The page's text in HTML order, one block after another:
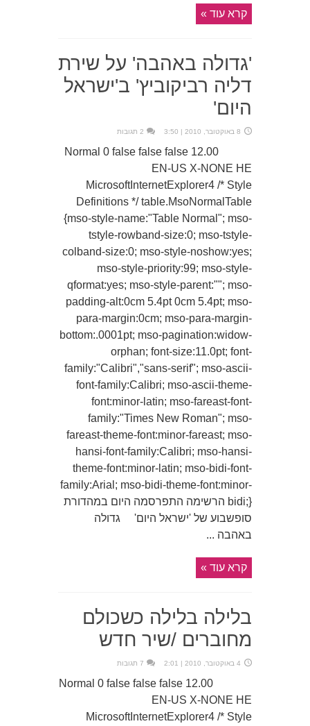
קרא עוד »
'גדולה באהבה' על שירת
דליה רביקוביץ' ב'ישראל
היום'
8 באוקטובר, 2010 | 3:50 2 תגובות
12.00 Normal 0 false false false
EN-US X-NONE HE
MicrosoftInternetExplorer4 /* Style
Definitions */ table.MsoNormalTable
{mso-style-name:"Table Normal"; mso-
tstyle-rowband-size:0; mso-tstyle-
colband-size:0; mso-style-noshow:yes;
mso-style-priority:99; mso-style-
qformat:yes; mso-style-parent:""; mso-
padding-alt:0cm 5.4pt 0cm 5.4pt; mso-
para-margin:0cm; mso-para-margin-
bottom:.0001pt; mso-pagination:widow-
orphan; font-size:11.0pt; font-
family:"Calibri","sans-serif"; mso-ascii-
font-family:Calibri; mso-ascii-theme-
font:minor-latin; mso-fareast-font-
family:"Times New Roman"; mso-
fareast-theme-font:minor-fareast; mso-
hansi-font-family:Calibri; mso-hansi-
theme-font:minor-latin; mso-bidi-font-
family:Arial; mso-bidi-theme-font:minor-
bidi;} הרשימה התפרסמה היום במהדורת
סופשבוע של 'ישראל היום' גדולה
באהבה ...
קרא עוד »
בלילה בלילה כשכולם
מחוברים /שיר חדש
4 באוקטובר, 2010 | 2:01 7 תגובות
12.00 Normal 0 false false false
EN-US X-NONE HE
MicrosoftInternetExplorer4 /* Style